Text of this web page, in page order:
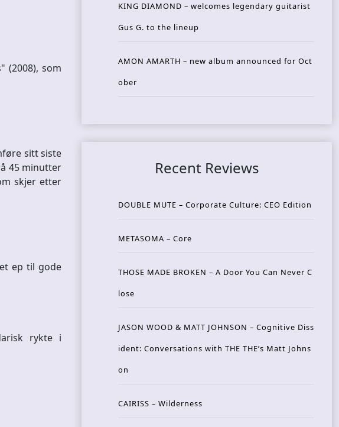
(2008), som
sitt siste
45 minutter
skjer etter
ep til gode
rykte i
KING DIAMOND – welcomes legendary guitarist
Gus G. to the lineup
AMON AMARTH – new album announced for Oct
ober
Recent Reviews
DOUBLE MUTE – Corporate Culture: CEO Edition
METASOMA – Core
THOSE MADE BROKEN – A Door You Can Never C
lose
JASON WOOD & MATT JOHNSON – Cognitive Diss
ident: Conversations with THE THE’s Matt Johns
on
CAIRISS – Wilderness